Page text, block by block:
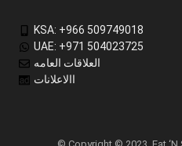
KSA: +966 509749018
UAE: +971 504023725
العلاقات العامه
االاعلانات